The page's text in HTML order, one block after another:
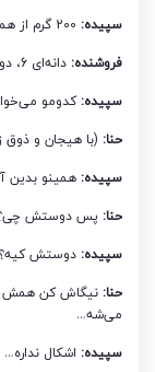
سپیده: 200 گرم از همین بدین. ماهی قرمزا چند؟
فروشنده: دانه‌ای 6، دو تا 10
سپیده:کدومو
حنا: (با هیجان و ذوق
سپیده: همینو بدین
حنا: پس دوستش
سپیده: دوستش کیه؟
حنا: نیگاش کن همش
می‌شه…
سپیده: اشکال